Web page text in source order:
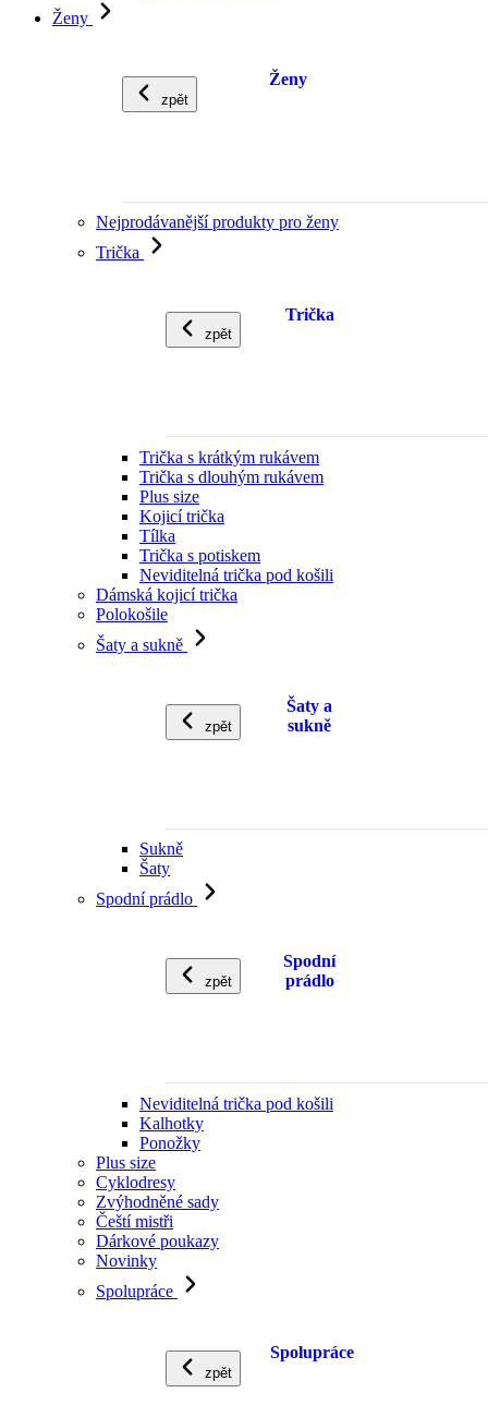
Ženy
zpět
Ženy
Nejprodávanější produkty pro ženy
Trička
zpět
Trička
Trička s krátkým rukávem
Trička s dlouhým rukávem
Plus size
Kojicí trička
Tílka
Trička s potiskem
Neviditelná trička pod košili
Dámská kojicí trička
Polokošile
Šaty a sukně
zpět
Šaty a
sukně
Sukně
Šaty
Spodní prádlo
zpět
Spodní
prádlo
Neviditelná trička pod košili
Kalhotky
Ponožky
Plus size
Cyklodresy
Zvýhodněné sady
Čeští mistři
Dárkové poukazy
Novinky
Spolupráce
zpět
Spolupráce